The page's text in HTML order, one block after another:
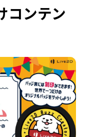
コンテン